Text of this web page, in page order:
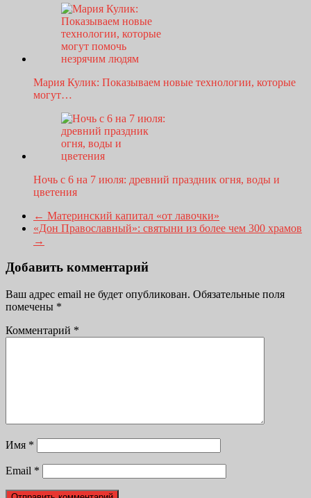
Мария Кулик: Показываем новые технологии, которые
могут…
Ночь с 6 на 7 июля: древний праздник огня, воды и
цветения
← Материнский капитал «от лавочки»
«Дон Православный»: святыни из более чем 300 храмов
→
Добавить комментарий
Ваш адрес email не будет опубликован. Обязательные поля
помечены *
Комментарий *
Имя *
Email *